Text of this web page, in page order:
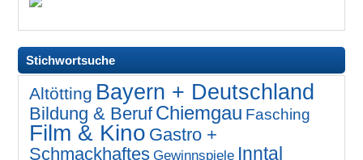
Stichwortsuche
Altötting Bayern + Deutschland
Bildung & Beruf Chiemgau Fasching
Film & Kino Gastro +
Schmackhaftes Gewinnspiele Inntal